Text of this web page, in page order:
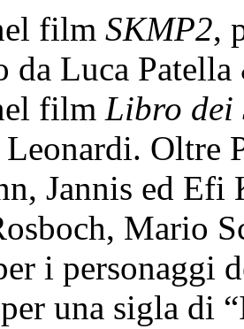
film SKMP2,
da Luca
film Libro dei
Oltre
Jannis ed
Mario
i personaggi
una sigla di